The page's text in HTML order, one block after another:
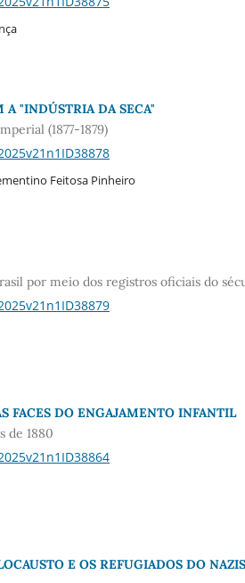
A "INDÚSTRIA DA SECA"
(1877-1879)
Feitosa Pinheiro
por meio dos registros oficiais do
FACES DO ENGAJAMENTO INFANTIL
de 1880
E OS REFUGIADOS DO